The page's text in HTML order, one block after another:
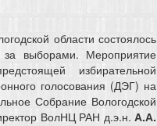
области состоялось
выборами. Мероприятие
избирательной
голосования (ДЭГ) на
Собрание Вологодской
ВолНЦ РАН д.э.н.А.А.